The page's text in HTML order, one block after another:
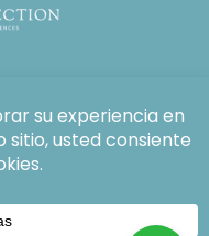
at Jaguar Reef, 2026®.